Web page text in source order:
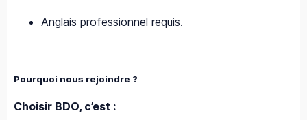
Anglais professionnel requis.
Pourquoi nous rejoindre ?
Choisir BDO, c’est :